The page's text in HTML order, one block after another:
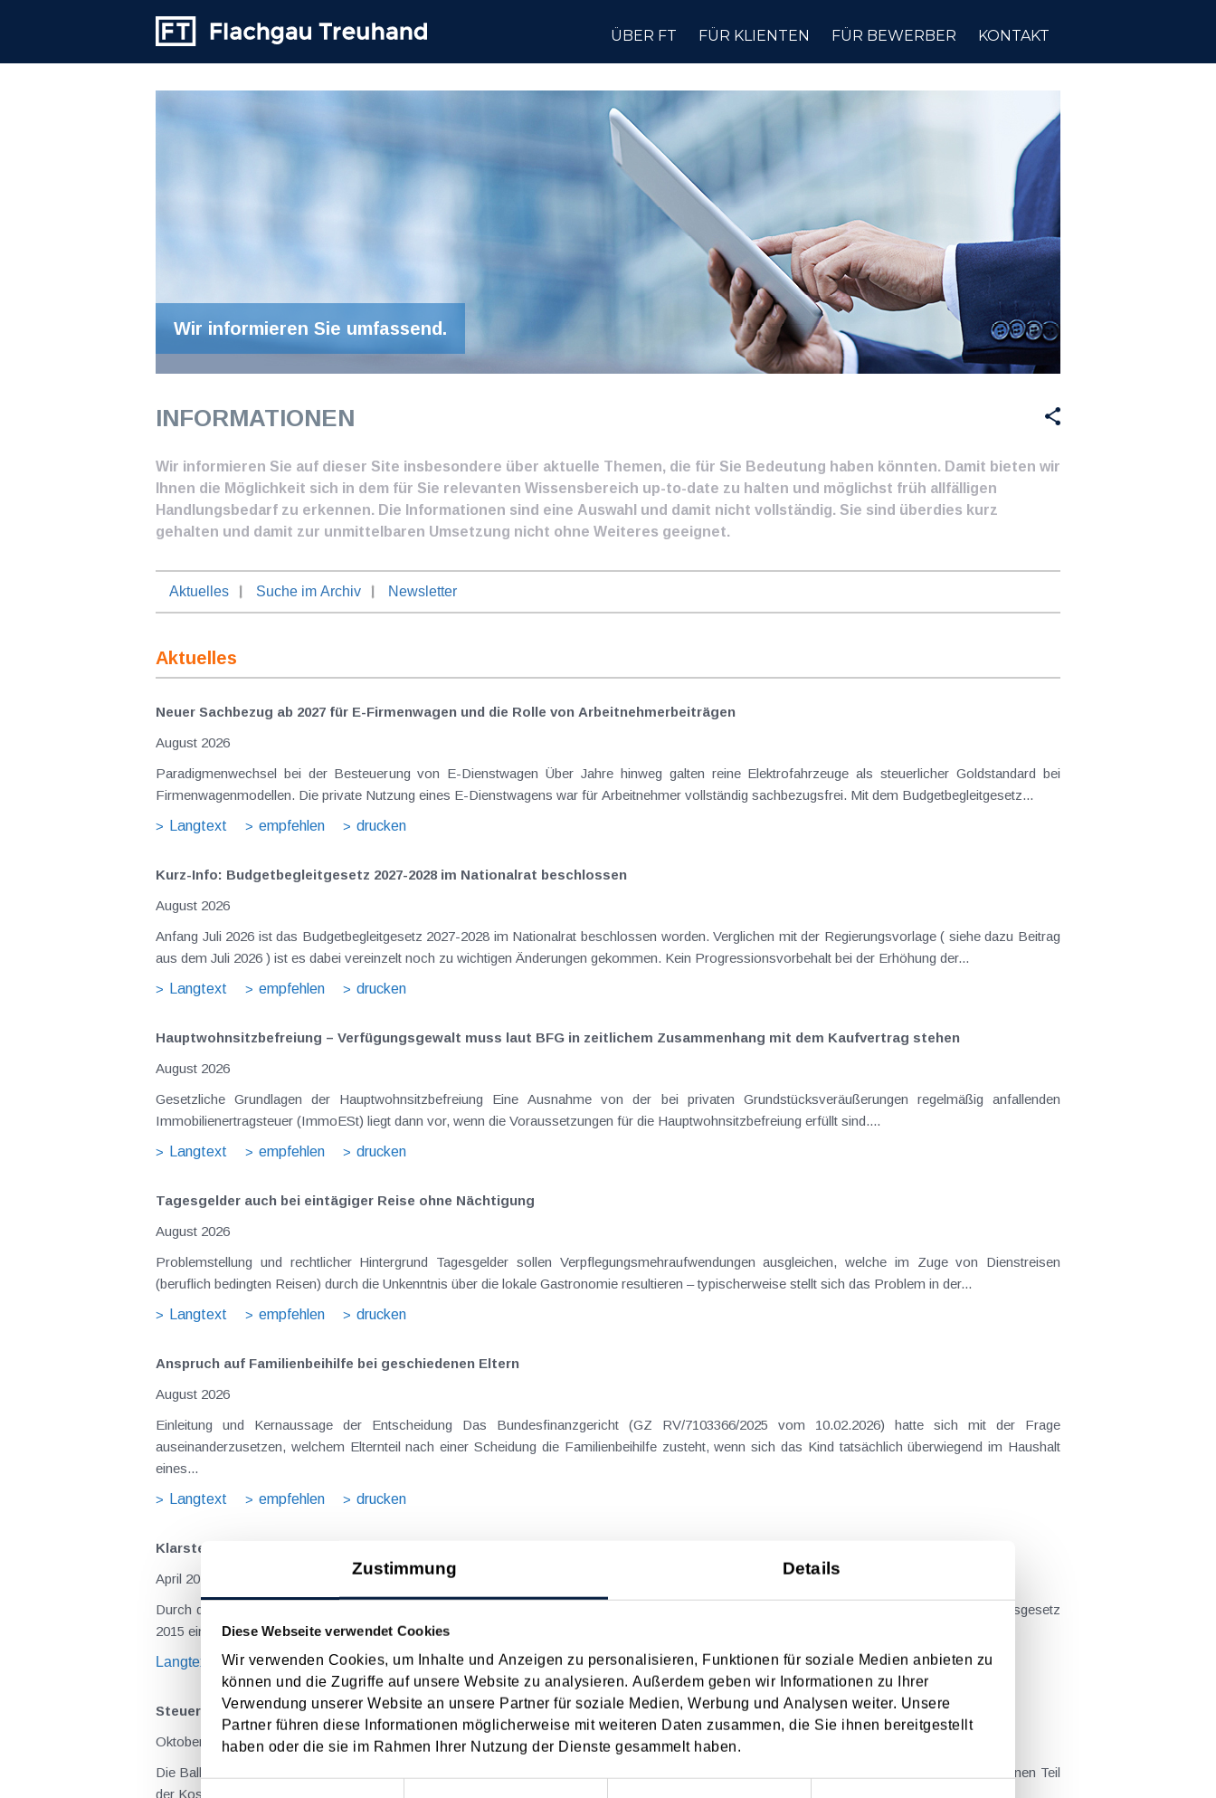
Zustimmung Details
Diese Webseite verwendet Cookies
Wir verwenden Cookies, um Inhalte und Anzeigen zu personalisieren, Funktionen für soziale Medien anbieten zu
können und die Zugriffe auf unsere Website zu analysieren. Außerdem geben wir Informationen zu Ihrer
Verwendung unserer Website an unsere Partner für soziale Medien, Werbung und Analysen weiter. Unsere
Partner führen diese Informationen möglicherweise mit weiteren Daten zusammen, die Sie ihnen bereitgestellt
haben oder die sie im Rahmen Ihrer Nutzung der Dienste gesammelt haben.
Einwilligungsauswahl
ÜBER FT FÜR KLIENTEN FÜR BEWERBER KONTAKT
Wir informieren Sie umfassend.
INFORMATIONEN
Wir informieren Sie auf dieser Site insbesondere über aktuelle Themen, die für Sie Bedeutung haben könnten. Damit bieten wir
Ihnen die Möglichkeit sich in dem für Sie relevanten Wissensbereich up-to-date zu halten und möglichst früh allfälligen
Handlungsbedarf zu erkennen. Die Informationen sind eine Auswahl und damit nicht vollständig. Sie sind überdies kurz
gehalten und damit zur unmittelbaren Umsetzung nicht ohne Weiteres geeignet.
Aktuelles Suche im Archiv Newsletter
Aktuelles
Neuer Sachbezug ab 2027 für E-Firmenwagen und die Rolle von Arbeitnehmer​­beiträgen
August 2026
Paradigmenwechsel bei der Besteuerung von E-Dienstwagen Über Jahre hinweg galten reine Elektrofahrzeuge als steuerlicher Goldstandard bei
Firmenwagenmodellen. Die private Nutzung eines E-Dienstwagens war für Arbeitnehmer vollständig sachbezugsfrei. Mit dem Budgetbegleitgesetz...
Langtext
empfehlen drucken
Kurz-Info: Budgetbegleitgesetz 2027-2028 im Nationalrat beschlossen
August 2026
Anfang Juli 2026 ist das Budgetbegleitgesetz 2027-2028 im Nationalrat beschlossen worden. Verglichen mit der Regierungsvorlage ( siehe dazu Beitrag
aus dem Juli 2026 ) ist es dabei vereinzelt noch zu wichtigen Änderungen gekommen. Kein Progressionsvorbehalt bei der Erhöhung der...
Langtext
empfehlen drucken
Hauptwohnsitz​­befreiung – Verfügungsgewalt muss laut BFG in zeitlichem Zusammenhang mit dem Kaufvertrag stehen
August 2026
Gesetzliche Grundlagen der Hauptwohnsitzbefreiung Eine Ausnahme von der bei privaten Grundstücksveräußerungen regelmäßig anfallenden
Immobilienertragsteuer (ImmoESt) liegt dann vor, wenn die Voraussetzungen für die Hauptwohnsitzbefreiung erfüllt sind....
Langtext
empfehlen drucken
Tagesgelder auch bei eintägiger Reise ohne Nächtigung
August 2026
Problemstellung und rechtlicher Hintergrund Tagesgelder sollen Verpflegungsmehraufwendungen ausgleichen, welche im Zuge von Dienstreisen
(beruflich bedingten Reisen) durch die Unkenntnis über die lokale Gastronomie resultieren – typischerweise stellt sich das Problem in der...
Langtext
empfehlen drucken
Anspruch auf Familienbeihilfe bei geschiedenen Eltern
August 2026
Einleitung und Kernaussage der Entscheidung Das Bundesfinanzgericht (GZ RV/7103366/2025 vom 10.02.2026) hatte sich mit der Frage
auseinanderzusetzen, welchem Elternteil nach einer Scheidung die Familienbeihilfe zusteht, wenn sich das Kind tatsächlich überwiegend im Haushalt
eines...
Langtext
empfehlen drucken
Klarstellungen durch den Wartungserlass 2017 zu den Vereinsrichtlinien
April 2018
Durch den umfangreichen Wartungserlass 2017 zu den Vereinsrichtlinien wurden gesetzliche Änderungen wie z.B. durch das Gemeinnützigkeitsgesetz
2015 eingearbeitet und allgemeine Klarstellungen getroffen. Ausgewählte Aspekte der weitgehend positiv zu beurteilenden...
Langtext
empfehlen drucken
Steuerliche Behandlung von Maturabällen
Oktober 2016
Die Ballsaison rückt wieder näher und es ist oft Tradition, dass die Maturaklassen einen Schulball organisieren und mit den Einnahmen daraus einen Teil